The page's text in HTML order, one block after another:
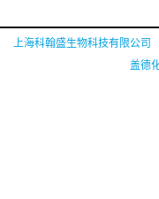
上海科翰盛生物科技有限公司
盖德